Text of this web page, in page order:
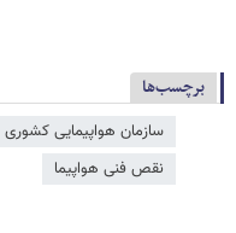
برچسب‌ها
سازمان هواپیمایی کشوری
نقص فنی هواپیما